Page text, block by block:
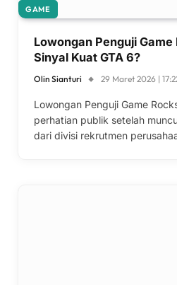
GAME
Lowongan Penguji
Sinyal Kuat GTA 6?
Olin Sianturi 29 Maret 2026 |
Lowongan Penguji Game
perhatian publik setelah
dari divisi rekrutmen